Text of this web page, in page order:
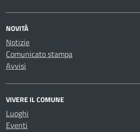
NOVITÀ
Notizie
Comunicato stampa
Avvisi
VIVERE IL COMUNE
Luoghi
Eventi